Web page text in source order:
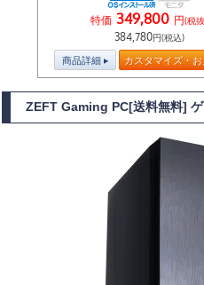
特価 349,800 円(税
384,780円(税込)
商品詳細 カスタマイズ・
ZEFT Gaming PC[送料無料]